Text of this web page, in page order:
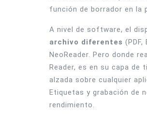
función de borrador en la
A nivel de software, el
archivo diferentes
NeoReader. Pero donde
Reader, es en su capa de
alzada sobre cualquier
Etiquetas y grabación de
rendimiento.